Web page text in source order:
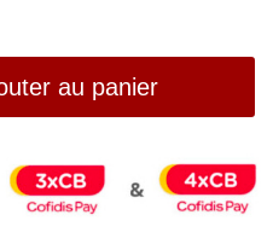
au panier